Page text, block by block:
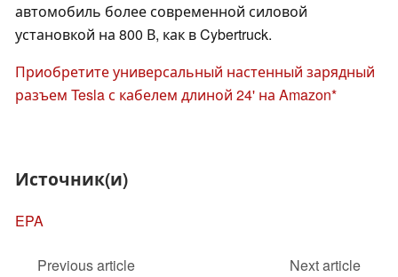
автомобиль более современной силовой
установкой на 800 В, как в Cybertruck.
Приобретите универсальный настенный зарядный
разъем Tesla с кабелем длиной 24' на Amazon
Источник(и)
EPA
Previous article
Next article